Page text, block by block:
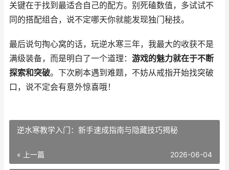
关键在于找到最适合自己的配方。别死磕数值，多试试不
同的搭配组合，说不定哪天你就能发现独门秘技。
最后说句掏心窝的话，玩逆水寒三年，我最大的收获不是
满级装备，而是明白了一个道理： 游戏的魅力就在于不断
探索和突破。下次刷本遇到难题，不妨从戒指开始找突破
口，说不定会有意外惊喜哦！
逆水寒教学入门：新手速成指南与隐藏技巧揭秘
« 上一篇 2026-06-04